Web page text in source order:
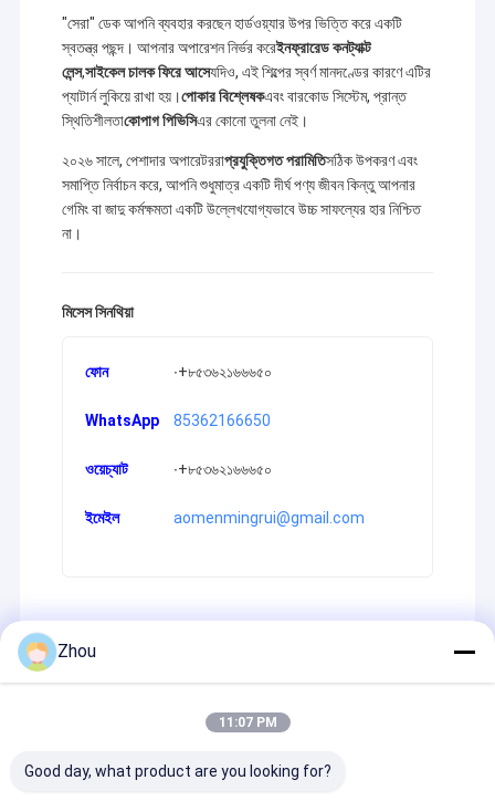
"সেরা" ডেক আপনি ব্যবহার করছেন হার্ডওয়্যার উপর ভিত্তি করে একটি
স্বতন্ত্র পছন্দ। আপনার অপারেশন নির্ভর করেইনফ্রারেড কনট্যাক্ট
লেন্স,সাইকেল চালক ফিরে আসেযদিও, এই শিল্পের স্বর্ণ মানদণ্ডের কারণে এটির
প্যাটার্ন লুকিয়ে রাখা হয়।পোকার বিশ্লেষকএবং বারকোড সিস্টেম, প্রান্ত
স্থিতিশীলতাকোপাগ পিভিসিএর কোনো তুলনা নেই।
২০২৬ সালে, পেশাদার অপারেটররাপ্রযুক্তিগত পরামিতিসঠিক উপকরণ এবং
সমাপ্তি নির্বাচন করে, আপনি শুধুমাত্র একটি দীর্ঘ পণ্য জীবন কিন্তু আপনার
গেমিং বা জাদু কর্মক্ষমতা একটি উল্লেখযোগ্যভাবে উচ্চ সাফল্যের হার নিশ্চিত
না।
মিসেস সিনথিয়া
ফোন ∙+৮৫৩৬২১৬৬৬৫০‬
WhatsApp 85362166650
ওয়েচ্যাট ∙+৮৫৩৬২১৬৬৬৫০‬
ইমেইল aomenmingrui@gmail.com
Recommended Products
Zhou
11:07 PM
Good day, what product are you looking for?